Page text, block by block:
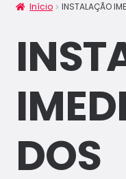
Início INSTALAÇÃO
DOS